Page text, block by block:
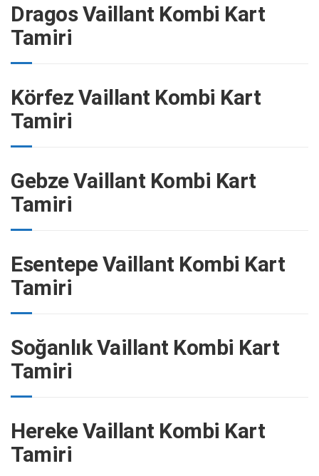
Dragos Vaillant Kombi Kart
Tamiri
Körfez Vaillant Kombi Kart
Tamiri
Gebze Vaillant Kombi Kart
Tamiri
Esentepe Vaillant Kombi Kart
Tamiri
Soğanlık Vaillant Kombi Kart
Tamiri
Hereke Vaillant Kombi Kart
Tamiri